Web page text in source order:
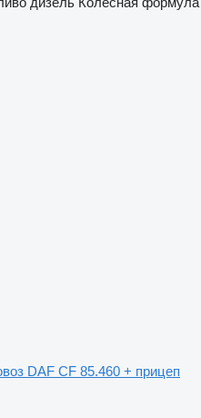
DAF CF 85.460 + прицеп